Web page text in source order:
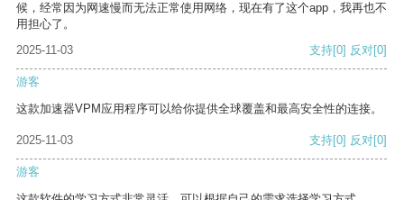
候，经常因为网速慢而无法正常使用网络，现在有了这个app，我再也不
用担心了。
2025-11-03
支持[0] 反对[0]
游客
这款加速器VPM应用程序可以给你提供全球覆盖和最高安全性的连接。
2025-11-03 支持[0] 反对[0]
游客